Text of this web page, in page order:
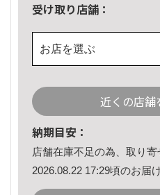
受け取り店舗：
お店を選ぶ
近くの店舗
納期目安：
店舗在庫不足の為、取り寄
2026.08.22 17:29頃のお届